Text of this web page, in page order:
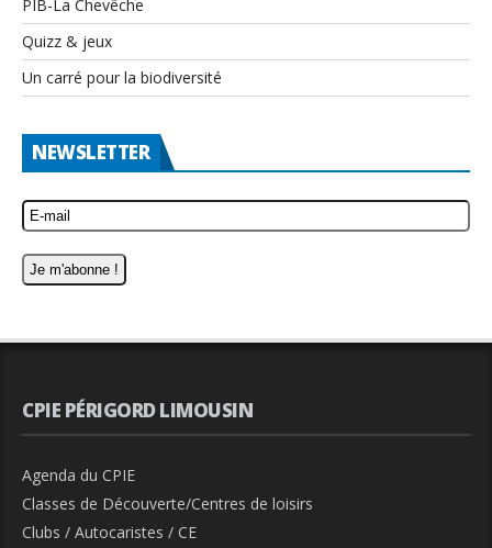
PIB-La Chevêche
Quizz & jeux
Un carré pour la biodiversité
NEWSLETTER
CPIE PÉRIGORD LIMOUSIN
Agenda du CPIE
Classes de Découverte/Centres de loisirs
Clubs / Autocaristes / CE